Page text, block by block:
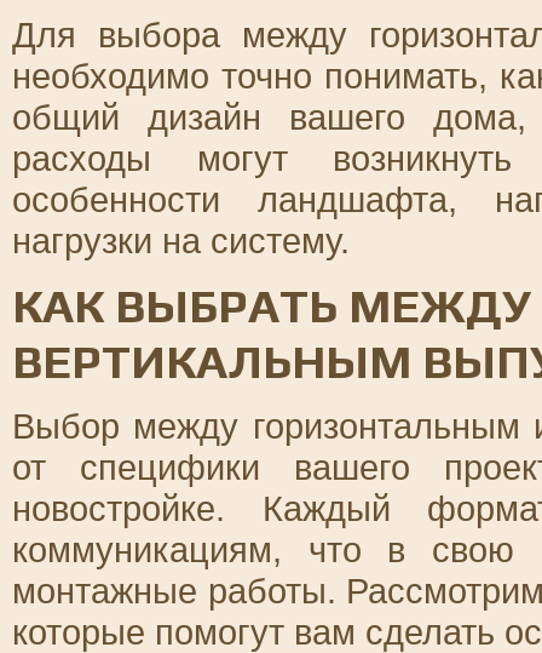
Для выбора между
необходимо точно понимать,
общий дизайн вашего дома,
расходы могут
особенности ландшафта,
нагрузки на систему.
КАК ВЫБРАТЬ
ВЕРТИКАЛЬНЫМ
Выбор между горизонтальным
от специфики вашего
новостройке. Каждый
коммуникациям, что в свою
монтажные работы. Рассмотрим
которые помогут вам сделать